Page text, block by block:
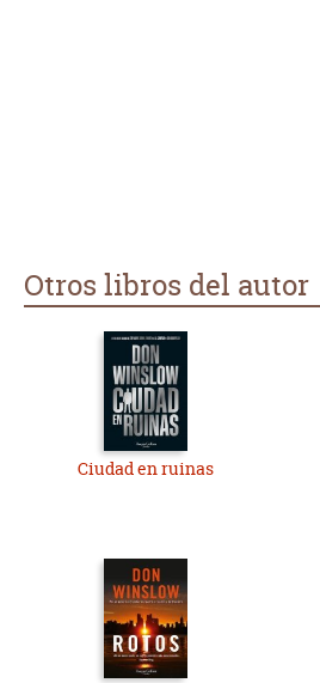
Otros libros del autor
Ciudad en ruinas